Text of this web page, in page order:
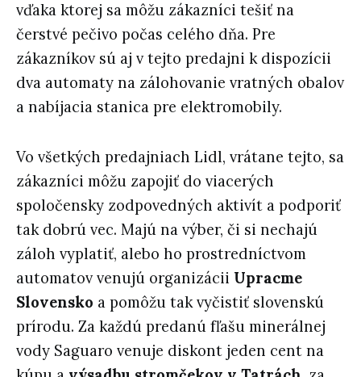
vďaka ktorej sa môžu zákazníci tešiť na
čerstvé pečivo počas celého dňa. Pre
zákazníkov sú aj v tejto predajni k dispozícii
dva automaty na zálohovanie vratných obalov
a nabíjacia stanica pre elektromobily.
Vo všetkých predajniach Lidl, vrátane tejto, sa
zákazníci môžu zapojiť do viacerých
spoločensky zodpovedných aktivít a podporiť
tak dobrú vec. Majú na výber, či si nechajú
záloh vyplatiť, alebo ho prostredníctvom
automatov venujú organizácii Upracme
Slovensko a pomôžu tak vyčistiť slovenskú
prírodu. Za každú predanú fľašu minerálnej
vody Saguaro venuje diskont jeden cent na